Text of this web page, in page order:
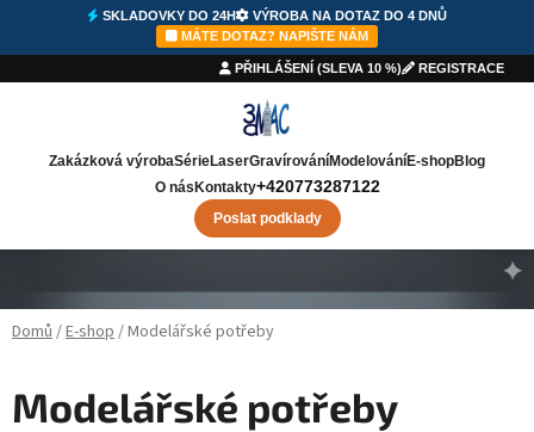
SKLADOVKY DO 24H
VÝROBA NA DOTAZ DO 4 DNŮ
MÁTE DOTAZ? NAPIŠTE NÁM
PŘIHLÁŠENÍ (SLEVA 10 %) REGISTRACE
Zakázková výrobaSérieLaserGravírováníModelováníE-shopBlog
O nás Kontakty+420773287122
Poslat podklady
Domů/E-shop/Modelářské potřeby
Modelářské potřeby